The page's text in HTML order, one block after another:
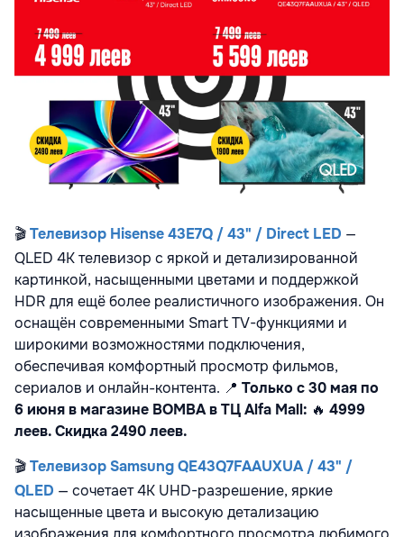
🎬Телевизор Hisense 43E7Q / 43" / Direct LED —
QLED 4K телевизор с яркой и детализированной
картинкой, насыщенными цветами и поддержкой
HDR для ещё более реалистичного изображения. Он
оснащён современными Smart TV-функциями и
широкими возможностями подключения,
обеспечивая комфортный просмотр фильмов,
сериалов и онлайн-контента. 📍 Только с 30 мая по
6 июня в магазине BOMBA в ТЦ Alfa Mall: 🔥 4999
леев. Скидка 2490 леев.
🎬Телевизор Samsung QE43Q7FAAUXUA / 43" /
QLED — сочетает 4K UHD-разрешение, яркие
насыщенные цвета и высокую детализацию